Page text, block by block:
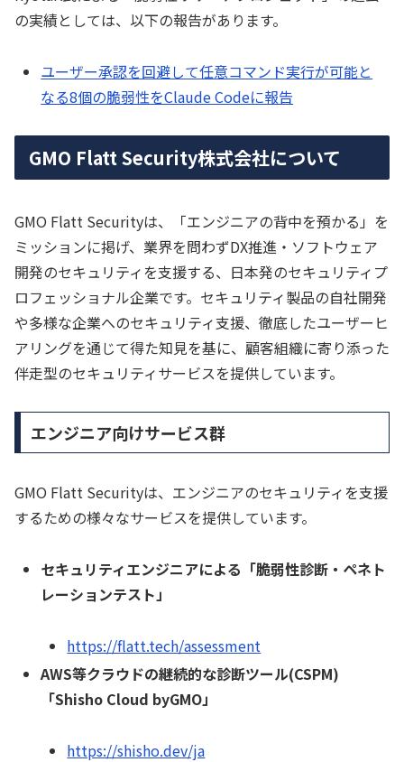
の実績としては、以下の報告があります。
ユーザー承認を回避して任意コマンド実行が可能と
なる8個の脆弱性をClaude Codeに報告
GMO Flatt Security株式会社について
GMO Flatt Securityは、「エンジニアの背中を預かる」を
ミッションに掲げ、業界を問わずDX推進・ソフトウェア
開発のセキュリティを支援する、日本発のセキュリティプ
ロフェッショナル企業です。セキュリティ製品の自社開発
や多様な企業へのセキュリティ支援、徹底したユーザーヒ
アリングを通じて得た知見を基に、顧客組織に寄り添った
伴走型のセキュリティサービスを提供しています。
エンジニア向けサービス群
GMO Flatt Securityは、エンジニアのセキュリティを支援
するための様々なサービスを提供しています。
セキュリティエンジニアによる「脆弱性診断・ペネト
レーションテスト」
https://flatt.tech/assessment
AWS等クラウドの継続的な診断ツール(CSPM)
「Shisho Cloud byGMO」
https://shisho.dev/ja